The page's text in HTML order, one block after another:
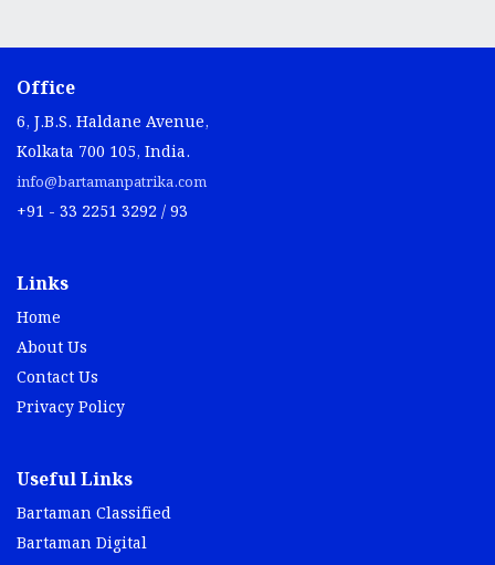
Office
6, J.B.S. Haldane Avenue,
Kolkata 700 105, India.
info@bartamanpatrika.com
+91 - 33 2251 3292 / 93
Links
Home
About Us
Contact Us
Privacy Policy
Useful Links
Bartaman Classified
Bartaman Digital